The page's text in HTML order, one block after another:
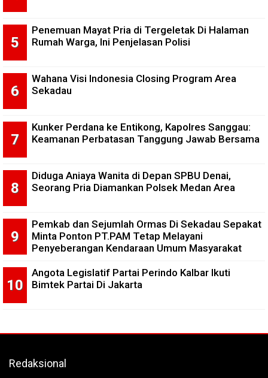
Penemuan Mayat Pria di Tergeletak Di Halaman
Rumah Warga, Ini Penjelasan Polisi
Wahana Visi Indonesia Closing Program Area
Sekadau
Kunker Perdana ke Entikong, Kapolres Sanggau:
Keamanan Perbatasan Tanggung Jawab Bersama
Diduga Aniaya Wanita di Depan SPBU Denai,
Seorang Pria Diamankan Polsek Medan Area
Pemkab dan Sejumlah Ormas Di Sekadau Sepakat
Minta Ponton PT.PAM Tetap Melayani
Penyeberangan Kendaraan Umum Masyarakat
Angota Legislatif Partai Perindo Kalbar Ikuti
Bimtek Partai Di Jakarta
Redaksional